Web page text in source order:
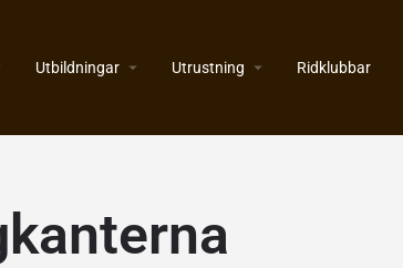
Utbildningar Utrustning Ridklubbar